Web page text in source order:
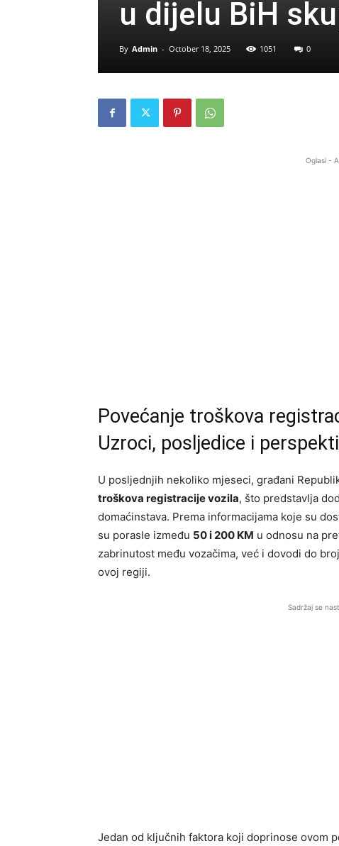
u dijelu BiH
By Admin - October 18, 2025 1051 0
Oglasi -
Povećanje troškova
Uzroci, posljedice i
U posljednjih nekoliko mjeseci, građani
troškova registracije vozila, što predstavlja
domaćinstava. Prema informacijama koje su
su porasle između 50 i 200 KM u odnosu na
zabrinutost među vozačima, već i dovodi do
ovoj regiji.
Sadržaj se
Jedan od ključnih faktora koji doprinose ovom